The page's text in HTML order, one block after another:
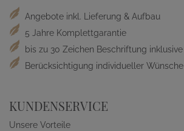
Angebote inkl. Lieferung & Aufbau
5 Jahre Komplettgarantie
bis zu 30 Zeichen Beschriftung inklusive
Berücksichtigung individueller Wünsche
KUNDENSERVICE
Unsere Vorteile